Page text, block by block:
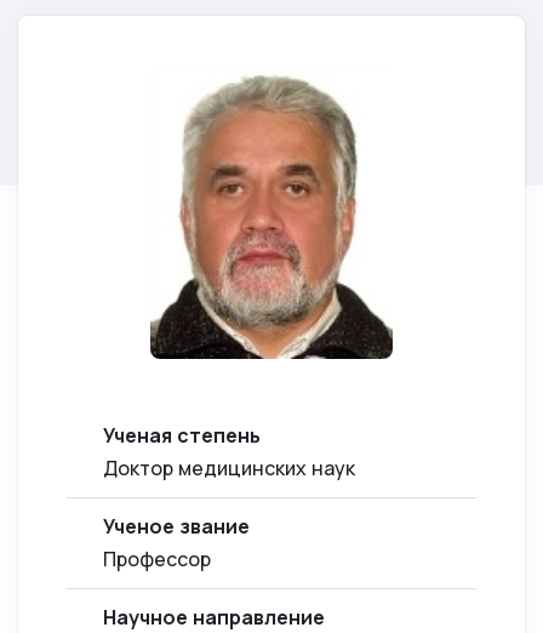
Ученая степень
Доктор медицинских наук
Ученое звание
Профессор
Научное направление